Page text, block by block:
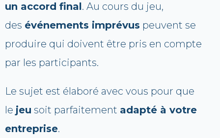
un accord final . Au cours du jeu,
des événements imprévus peuvent se
produire qui doivent être pris en compte
par les participants.
Le sujet est élaboré avec vous pour que
le jeu soit parfaitement adapté à votre
entreprise.